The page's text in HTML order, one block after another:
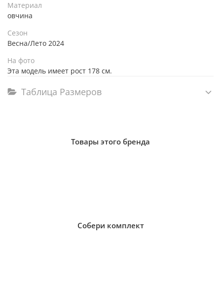
Материал
овчина
Сезон
Весна/Лето 2024
На фото
Эта модель имеет рост 178 см.
Таблица Размеров
Товары этого бренда
Собери комплект